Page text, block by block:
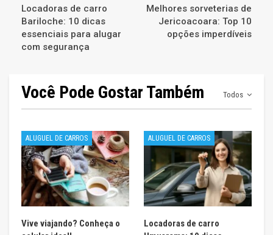
Locadoras de carro
Bariloche: 10 dicas
essenciais para alugar
com segurança
Melhores sorveterias de
Jericoacoara: Top 10
opções imperdíveis
Todos
Você Pode Gostar Também
ALUGUEL DE CARROS
Vive viajando? Conheça o
ALUGUEL DE CARROS
Locadoras de carro